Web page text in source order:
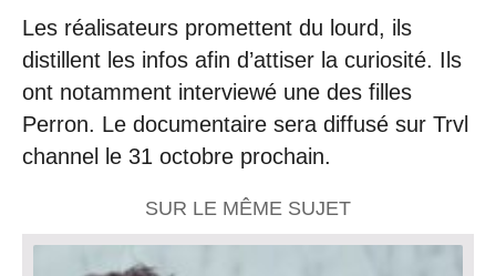
Les réalisateurs promettent du lourd, ils
distillent les infos afin d’attiser la curiosité. Ils
ont notamment interviewé une des filles
Perron. Le documentaire sera diffusé sur Trvl
channel le 31 octobre prochain.
SUR LE MÊME SUJET